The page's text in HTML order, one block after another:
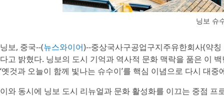
닝보 슈
닝보, 중국--(뉴스와이어)--중상국사구공업구지주유한회사(약
다고 밝혔다. 닝보의 도시 기억과 역사적 문화 맥락을 품은 이
‘옛것과 오늘이 함께 빛나는 슈수이’를 핵심 이념으로 다시 대중
이와 동시에 닝보 도시 리뉴얼과 문화 활성화를 이끄는 중점